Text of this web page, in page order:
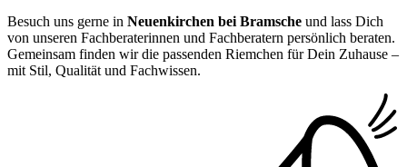
Besuch uns gerne in Neuenkirchen bei Bramsche und lass Dich
von unseren Fachberaterinnen und Fachberatern persönlich beraten.
Gemeinsam finden wir die passenden Riemchen für Dein Zuhause –
mit Stil, Qualität und Fachwissen.